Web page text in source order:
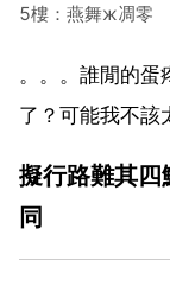
5樓：燕舞ж凋零
。。。誰閒的
了？可能我不該
擬行路難其四
同